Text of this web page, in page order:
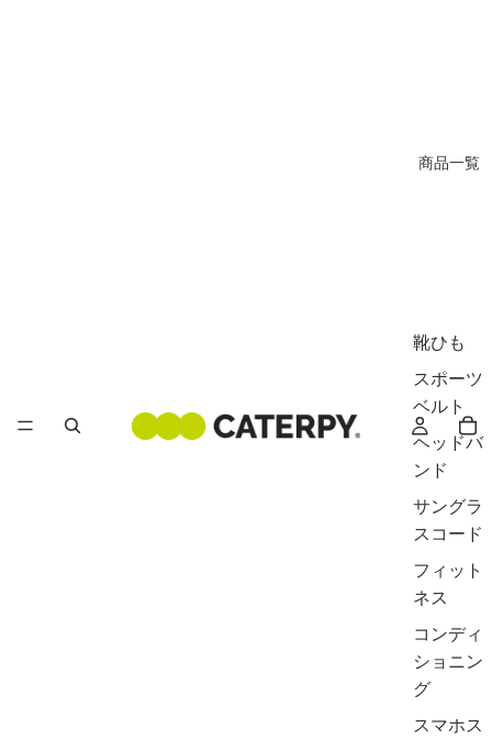
商品一覧
靴ひも
スポーツ
ベルト
ヘッドバ
ンド
サングラ
スコード
フィット
ネス
コンディ
ショニン
グ
スマホス